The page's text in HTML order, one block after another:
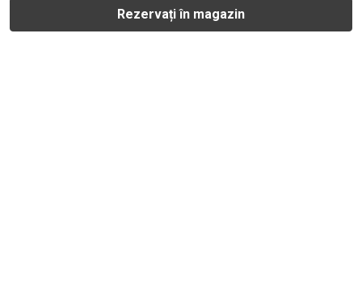
Rezervați în magazin